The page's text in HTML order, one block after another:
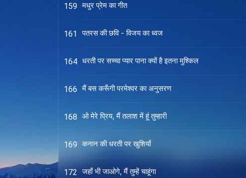
159 मधुर प्रेम का गीत
161 पतरस की छवि - विजय का ध्वज
164 धरती पर सच्चा प्यार पाना क्यों है इतना मुश्किल
166 मैं बस करूँगी परमेश्वर का अनुसरण
168 ओ मेरे प्रिय, मैं तलाश में हूं तुम्हारी
169 कनान की धरती पर खुशियाँ
172 जहाँ भी जाओगे, मैं तुम्हें चाहूंगा